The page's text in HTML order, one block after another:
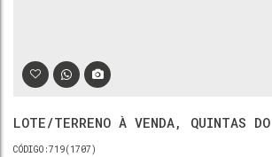
LOTE/TERRENO À VENDA, QUINTAS
719(1707)